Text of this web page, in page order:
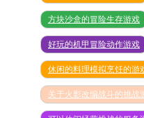
方块沙盒的冒险生存游戏
好玩的机甲冒险动作游戏
休闲的料理模拟烹饪的游
关于火影改编战斗的挑战